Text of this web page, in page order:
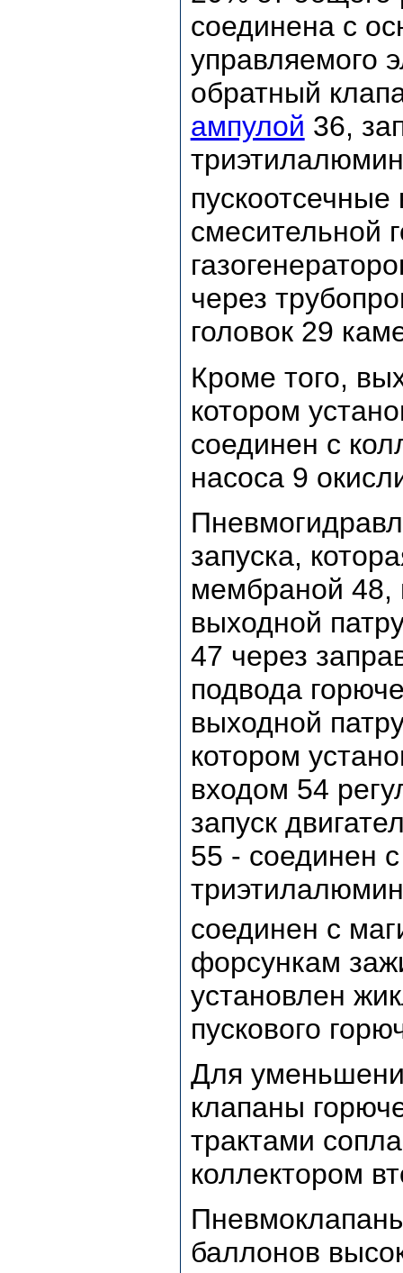
соединена с
управляемого
обратный
ампулой 36,
смесительной
через
головок 29
Кроме того,
котором
соединен с
насоса 9
запуска,
мембраной 48,
выходной
47 через
подвода
выходной
котором
входом 54
запуск
55 - соединен
соединен с
форсункам
установлен
пускового
Для
клапаны
трактами
коллектором
баллонов